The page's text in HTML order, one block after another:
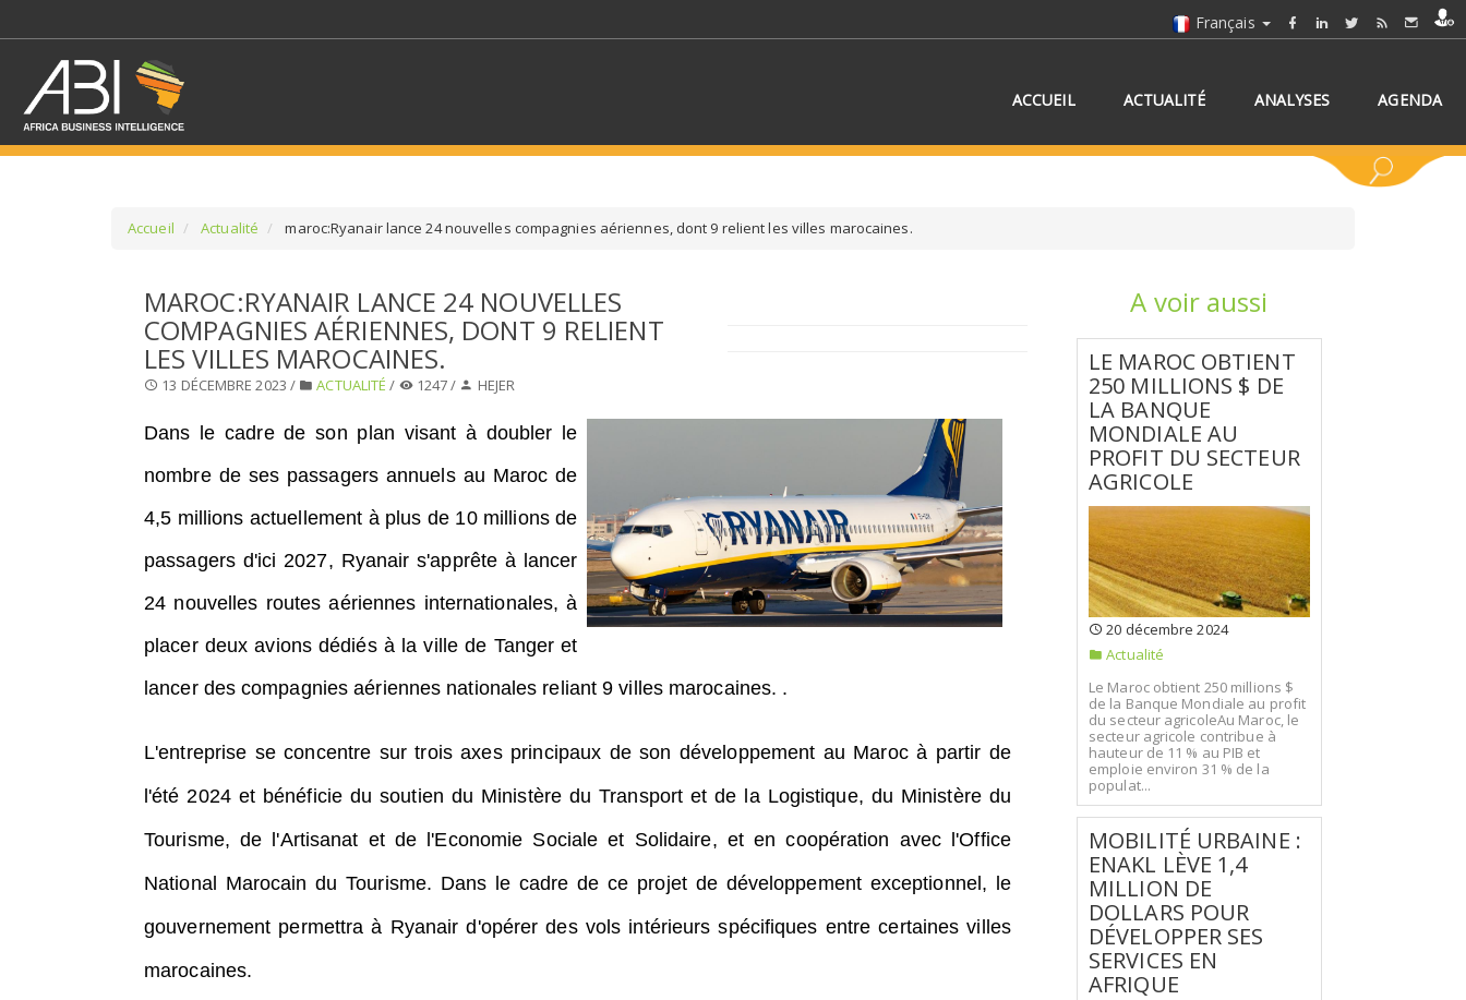
Français
ACCUEIL ACTUALITÉ ANALYSES AGENDA
SELECTIONNEZ UNE SECTION SÉLECTIONNEZ UNE CATÉGORIE SÉLECTIONNEZ UN/DES PAYS
Accueil Actualité maroc:Ryanair lance 24 nouvelles compagnies aériennes, dont 9 relient les villes marocaines.
MAROC:RYANAIR LANCE 24 NOUVELLES
COMPAGNIES AÉRIENNES, DONT 9 RELIENT
LES VILLES MAROCAINES.
13 DÉCEMBRE 2023 / ACTUALITÉ / 1247 / HEJER
Dans le cadre de son plan visant à doubler le
nombre de ses passagers annuels au Maroc de
4,5 millions actuellement à plus de 10 millions de
passagers d'ici 2027, Ryanair s'apprête à lancer
24 nouvelles routes aériennes internationales, à
placer deux avions dédiés à la ville de Tanger et
lancer des compagnies aériennes nationales reliant 9 villes marocaines. .
L'entreprise se concentre sur trois axes principaux de son développement au Maroc à partir de
l'été 2024 et bénéficie du soutien du Ministère du Transport et de la Logistique, du Ministère du
Tourisme, de l'Artisanat et de l'Economie Sociale et Solidaire, et en coopération avec l'Office
National Marocain du Tourisme. Dans le cadre de ce projet de développement exceptionnel, le
gouvernement permettra à Ryanair d'opérer des vols intérieurs spécifiques entre certaines villes
marocaines.
A voir aussi
LE MAROC OBTIENT
250 MILLIONS $ DE
LA BANQUE
MONDIALE AU
PROFIT DU SECTEUR
AGRICOLE
20 décembre 2024
Actualité
Le Maroc obtient 250 millions $
de la Banque Mondiale au profit
du secteur agricoleAu Maroc, le
secteur agricole contribue à
hauteur de 11 % au PIB et
emploie environ 31 % de la
populat...
MOBILITÉ URBAINE :
ENAKL LÈVE 1,4
MILLION DE
DOLLARS POUR
DÉVELOPPER SES
SERVICES EN
AFRIQUE